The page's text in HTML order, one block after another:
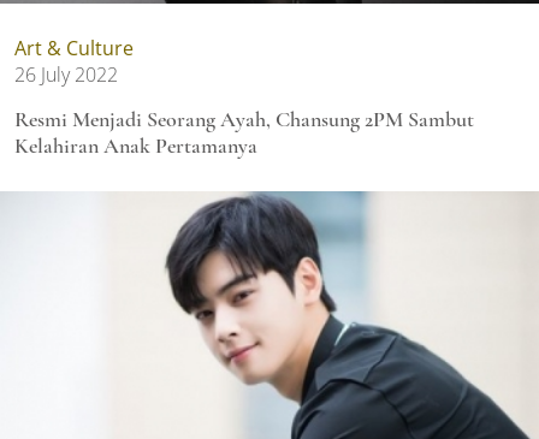
Art & Culture
26 July 2022
Resmi Menjadi Seorang Ayah, Chansung 2PM Sambut
Kelahiran Anak Pertamanya